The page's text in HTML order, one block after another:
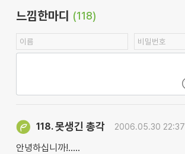
느낌한마디 (118)
118.못생긴 총각 2006.05.30 22:37
안녕하십니까!.....